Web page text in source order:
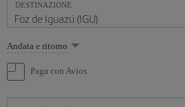
DESTINAZIONE
Seleziona
un'opzione
Andata e ritorno
Paga con Avios